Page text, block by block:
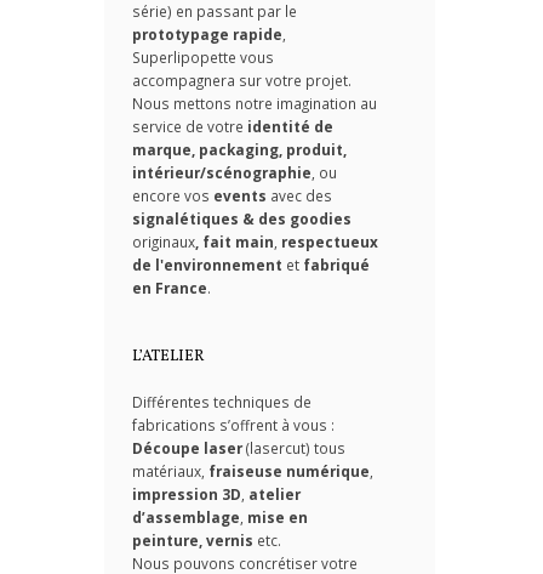
série) en passant par le
prototypage rapide,
Superlipopette vous
accompagnera sur votre projet.
Nous mettons notre imagination au
service de votre identité de
marque, packaging, produit,
intérieur/scénographie, ou
encore vos events avec des
signalétiques & des goodies
originaux, fait main, respectueux
de l'environnement et fabriqué
en France.
L’ATELIER
Différentes techniques de
fabrications s’offrent à vous :
Découpe laser(lasercut) tous
matériaux, fraiseuse numérique
impression 3D atelier
d’assemblage mise en
peinture, vernis etc.
Nous pouvons concrétiser votre